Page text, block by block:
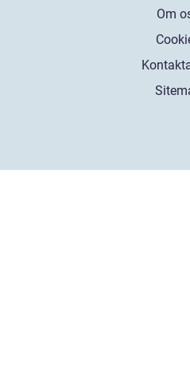
Om